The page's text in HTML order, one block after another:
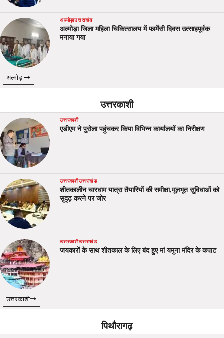
अल्मोड़ाउत्तराखंड
अल्मोड़ा जिला महिला चिकित्सालय में फार्मेसी दिवस उत्साहपूर्वक
मनाया गया
अल्मोड़ा
उत्तरकाशी
उत्तरकाशी
एडीएम ने पुरोला पहुंचकर किया विभिन्न कार्यालयों का निरीक्षण
उत्तरकाशीउत्तराखंड
शीतकालीन चारधाम यात्रा तैयारियों की समीक्षा,मूलभूत सुविधाओं को
सुदृढ़ करने पर जोर
उत्तरकाशीउत्तराखंड
जयकारों के साथ शीतकाल के लिए बंद हुए मां यमुना मंदिर के कपाट
उत्तरकाशी
पिथौरागढ़